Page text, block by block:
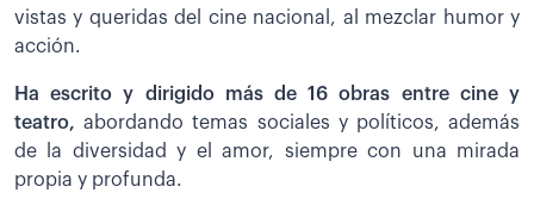
vistas y queridas del cine nacional, al mezclar humor y
acción.
Ha escrito y dirigido más de 16 obras entre cine y
teatro, abordando temas sociales y políticos, además
de la diversidad y el amor, siempre con una mirada
propia y profunda.